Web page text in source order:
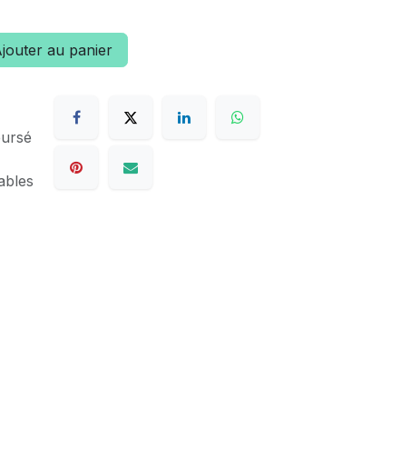
au panier